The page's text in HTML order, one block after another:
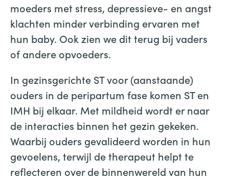
moeders met stress, depressieve- en angst
klachten minder verbinding ervaren met
hun baby. Ook zien we dit terug bij vaders
of andere opvoeders.
In gezinsgerichte ST voor (aanstaande)
ouders in de peripartum fase komen ST en
IMH bij elkaar. Met mildheid wordt er naar
de interacties binnen het gezin gekeken.
Waarbij ouders gevalideerd worden in hun
gevoelens, terwijl de therapeut helpt te
reflecteren over de binnenwereld van hun